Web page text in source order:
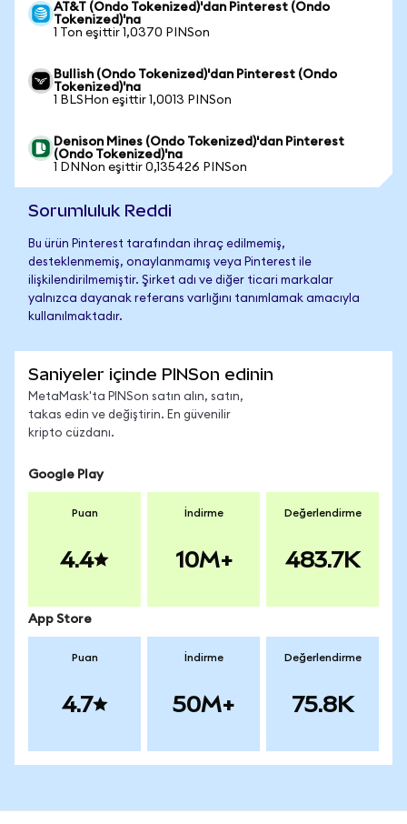
AT&T (Ondo Tokenized)'dan Pinterest (Ondo
Tokenized)'na
1 Ton eşittir 1,0370 PINSon
Bullish (Ondo Tokenized)'dan Pinterest (Ondo
Tokenized)'na
1 BLSHon eşittir 1,0013 PINSon
Denison Mines (Ondo Tokenized)'dan Pinterest
(Ondo Tokenized)'na
1 DNNon eşittir 0,135426 PINSon
Sorumluluk Reddi
Bu ürün Pinterest tarafından ihraç edilmemiş,
desteklenmemiş, onaylanmamış veya Pinterest ile
ilişkilendirilmemiştir. Şirket adı ve diğer ticari markalar
yalnızca dayanak referans varlığını tanımlamak amacıyla
kullanılmaktadır.
Saniyeler içinde PINSon edinin
MetaMask'ta PINSon satın alın, satın,
takas edin ve değiştirin. En güvenilir
kripto cüzdanı.
Google Play
Puan
4.4
İndirme
10M+
Değerlendirme
483.7K
App Store
Puan
4.7
İndirme
50M+
Değerlendirme
75.8K